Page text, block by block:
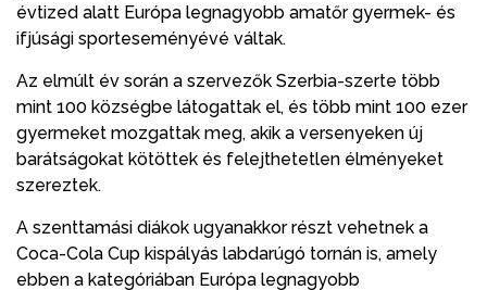
évtized alatt Európa legnagyobb amatőr gyermek- és
ifjúsági sporteseményévé váltak.
Az elmúlt év során a szervezők Szerbia-szerte több
mint 100 községbe látogattak el, és több mint 100 ezer
gyermeket mozgattak meg, akik a versenyeken új
barátságokat kötöttek és felejthetetlen élményeket
szereztek.
A szenttamási diákok ugyanakkor részt vehetnek a
Coca-Cola Cup kispályás labdarúgó tornán is, amely
ebben a kategóriában Európa legnagyobb